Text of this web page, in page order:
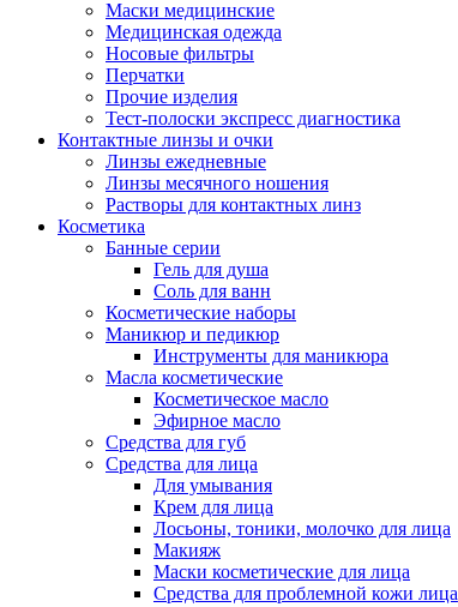
Маски медицинские
Медицинская одежда
Носовые фильтры
Перчатки
Прочие изделия
Тест-полоски экспресс диагностика
Контактные линзы и очки
Линзы ежедневные
Линзы месячного ношения
Растворы для контактных линз
Косметика
Банные серии
Гель для душа
Соль для ванн
Косметические наборы
Маникюр и педикюр
Инструменты для маникюра
Масла косметические
Косметическое масло
Эфирное масло
Средства для губ
Средства для лица
Для умывания
Крем для лица
Лосьоны, тоники, молочко для лица
Макияж
Маски косметические для лица
Средства для проблемной кожи лица